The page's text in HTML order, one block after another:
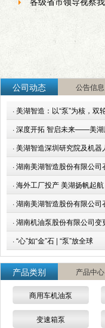
公司动态 公告信息
·美湖智造：以“泵”为核，双
·深度开拓 智启未来——美湖
·美湖智造深圳研究院及机器
·湖南美湖智造股份有限公司
·海外工厂投产 美湖扬帆起航
·湖南美湖智造股份有限公司
·湖南机油泵股份有限公司变
·“心”如“金”石 | “泵”放全球
产品类别 产品中心
商用车机油泵
变速箱泵